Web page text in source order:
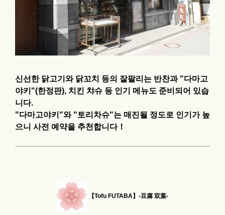
신선한 닭고기와 닭꼬치 등의 잘팔리는 반찬과 "다마고
야키"(한정판), 치킨 챠슈 등 인기 메뉴도 준비되어 있습
니다.
"다마고야키"와 "토리차슈"는 매진될 정도로 인기가 높
으니 사전 예약을 추천합니다！
【Tofu FUTABA】-豆腐 双葉-